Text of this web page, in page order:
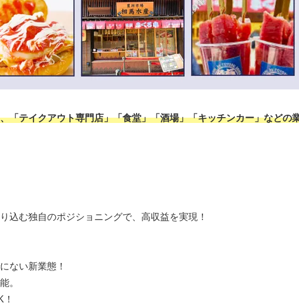
「テイクアウト専門店」「食堂」「酒場」「キッチンカー」などの
込む独自のポジショニングで、高収益を実現！
ない新業態！
。